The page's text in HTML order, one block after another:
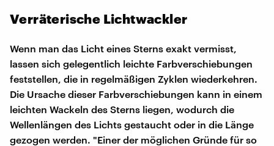
Verräterische Lichtwackler
Wenn man das Licht eines Sterns exakt vermisst,
lassen sich gelegentlich leichte Farbverschiebungen
feststellen, die in regelmäßigen Zyklen wiederkehren.
Die Ursache dieser Farbverschiebungen kann in einem
leichten Wackeln des Sterns liegen, wodurch die
Wellenlängen des Lichts gestaucht oder in die Länge
gezogen werden. "Einer der möglichen Gründe für so